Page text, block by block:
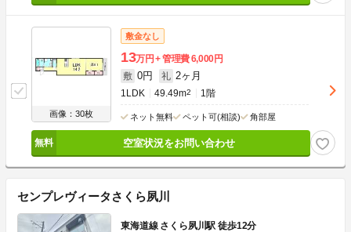
画像：30枚
敷金なし
13万円 管理費6,000円
敷 0円 礼 2ヶ月
1LDK 49.49m2 1階
ネット無料 ペット可(相談) 角部屋
空室状況をお問い合わせ
センプレヴィータさくら夙川
東海道線 さくら夙川駅 徒歩12分